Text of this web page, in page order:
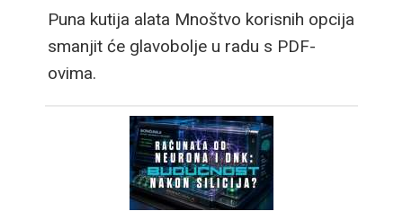
Puna kutija alata Mnoštvo korisnih opcija
smanjit će glavobolje u radu s PDF-
ovima.